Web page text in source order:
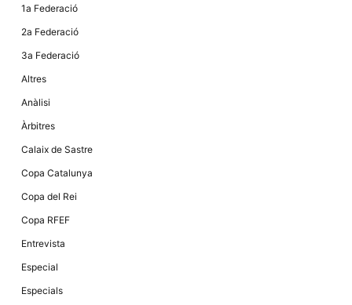
1a Federació
2a Federació
3a Federació
Altres
Anàlisi
Àrbitres
Calaix de Sastre
Copa Catalunya
Copa del Rei
Copa RFEF
Entrevista
Especial
Especials